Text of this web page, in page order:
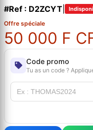
#Ref : D2ZCYT
Offre spéciale
50 000 F
Code promo
Tu as un code ?